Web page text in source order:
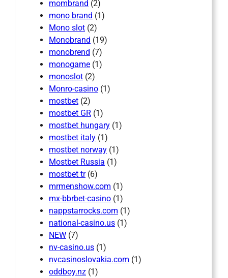
mombrand (2)
mono brand (1)
Mono slot (2)
Monobrand (19)
monobrend (7)
monogame (1)
monoslot (2)
Monro-casino (1)
mostbet (2)
mostbet GR (1)
mostbet hungary (1)
mostbet italy (1)
mostbet norway (1)
Mostbet Russia (1)
mostbet tr(6)
mrmenshow.com (1)
mx-bbrbet-casino (1)
nappstarrocks.com (1)
national-casino.us (1)
NEW (7)
nv-casino.us (1)
nvcasinoslovakia.com (1)
oddboy.nz (1)